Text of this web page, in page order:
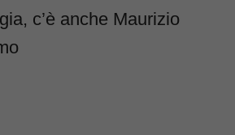
c’è anche Maurizio